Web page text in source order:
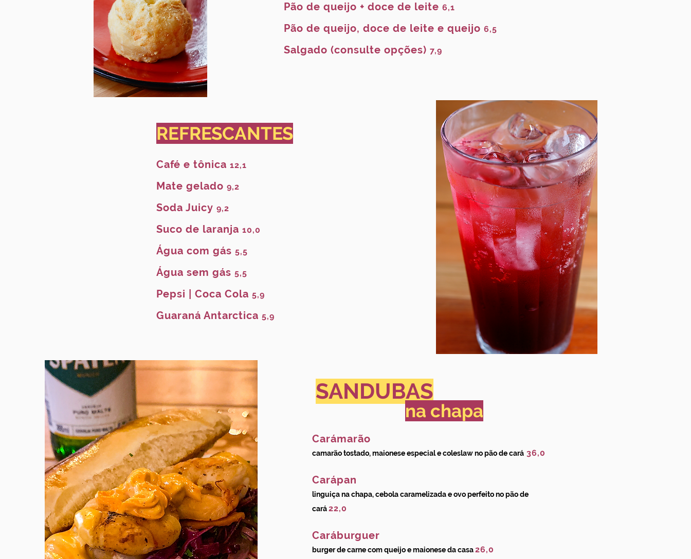
Pão de queijo + doce de leite 6,1
Pão de queijo, doce de leite e queijo 6,5
Salgado (consulte opções) 7,9
REFRESCANTES
Café e tônica 12,1
Mate gelado 9,2
Soda Juicy 9,2
Suco de laranja 10,0
Água com gás 5,5
Água sem gás 5,5
Pepsi | Coca Cola 5,9
Guaraná Antarctica 5,9
SANDUBAS
na chapa
Carámarão
camarão tostado, maionese especial e coleslaw no pão de cará 36,0
Carápan
linguiça na chapa, cebola caramelizada e ovo perfeito no pão de
cará22,0
Caráburguer
burger de carne com queijo e maionese da casa26,0